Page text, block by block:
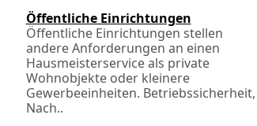
Öffentliche Einrichtungen
Öffentliche Einrichtungen stellen
andere Anforderungen an einen
Hausmeisterservice als private
Wohnobjekte oder kleinere
Gewerbeeinheiten. Betriebssicherheit,
Nach­..